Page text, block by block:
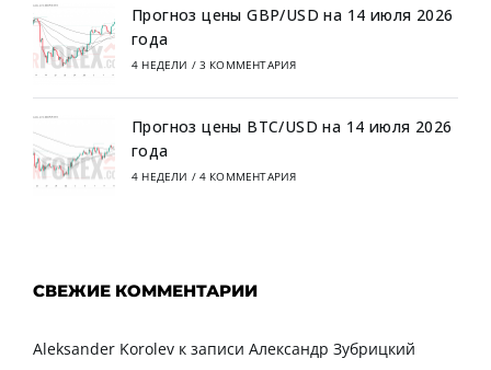
Прогноз цены GBP/USD на 14 июля 2026
года
4 НЕДЕЛИ / 3 КОММЕНТАРИЯ
Прогноз цены BTC/USD на 14 июля 2026
года
4 НЕДЕЛИ / 4 КОММЕНТАРИЯ
СВЕЖИЕ КОММЕНТАРИИ
Aleksander Korolev к записи Александр Зубрицкий